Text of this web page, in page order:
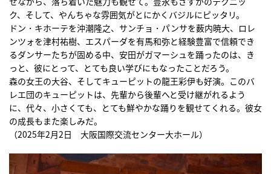
ク、そして、やんちゃな雰囲気がとにかくバジルにピッタリ。
ドン・キホーテを沖潮隆之、サンチョ・パンサを薮内暁大、ロレ
ンツォを津村祐樹、エスパーダを有馬和弥と経験豊富で信頼でき
るダンサーたちが固める中、安田がガマーシュを踊ったのは、き
っと、彼にとって、とても良い学びにもなったことだろう。
森の女王の大谷、そしてキューピットの龍王彩伊も好演。このバ
レエ団のキューピットは、先輩から後輩へと受け継がれるよう
に、代々、小さくても、とても鮮やかな踊りを観せてくれる。彼女
の成長もまた楽しみだ。
（2025年2月2日 大阪国際交流センター大ホール）